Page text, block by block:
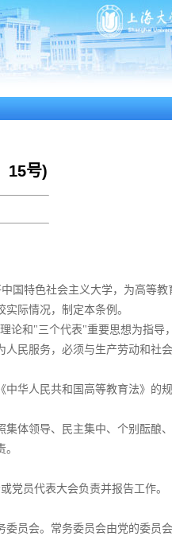
15号)
国特色社会主义大学，为高等教
际情况，制定本条例。
论和"三个代表"重要思想为指导
人民服务，必须与生产劳动和社
华人民共和国高等教育法》的
集体领导、民主集中、个别酝酿
党员代表大会负责并报告工作。
员会。常务委员会由党的委员